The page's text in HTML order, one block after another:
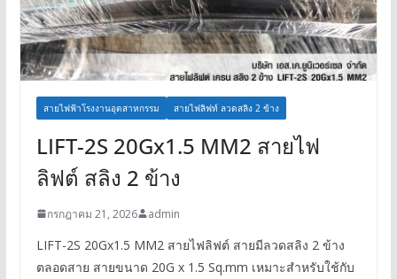
สายไฟฟ้าโรงงานอุตสาหกรรม สายไฟลิฟท์ ลวดสลิง 2 ข้าง
LIFT-2S 20Gx1.5 MM2 สายไฟ
ลิฟต์ สลิง 2 ข้าง
กรกฎาคม 21, 2026 admin
LIFT-2S 20Gx1.5 MM2 สายไฟลิฟต์ สายมีลวดสลิง 2 ข้าง
ตลอดสาย สายขนาด 20G x 1.5 Sq.mm เหมาะสำหรับใช้กับ